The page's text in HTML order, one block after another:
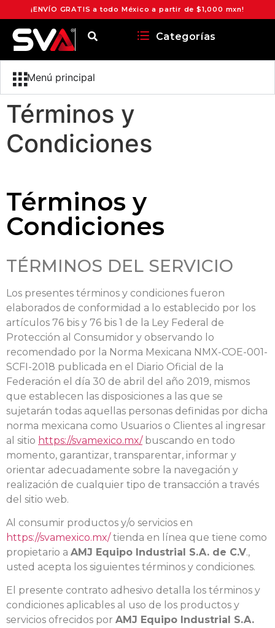
¡ENVÍO GRATIS a todo México a partir de $1,000 mxn!
Categorías
Menú principal
Términos y
Condiciones
Términos y
Condiciones
TÉRMINOS DEL SERVICIO
Los presentes términos y condiciones fueron
elaborados de conformidad a lo establecido por los
artículos 76 bis y 76 bis 1 de la Ley Federal de
Protección al Consumidor y observando lo
recomendado por la Norma Mexicana NMX-COE-001-
SCFI-2018 publicada en el Diario Oficial de la
Federación el día 30 de abril del año 2019, mismos
que establecen las disposiciones a las que se
sujetarán todas aquellas personas definidas por dicha
norma mexicana como Usuarios o Clientes al ingresar
al sitio https://svamexico.mx/buscando en todo
momento, garantizar, transparentar, informar y
orientar adecuadamente sobre la navegación y
realización de cualquier tipo de transacción a través
del sitio web.
Al consumir productos y/o servicios en
https://svamexico.mx/tienda en línea que tiene como
propietario a AMJ Equipo Industrial S.A. de C.V.,
usted acepta los siguientes términos y condiciones.
El presente contrato adhesivo detalla los términos y
condiciones aplicables al uso de los productos y
servicios ofrecidos por AMJ Equipo Industrial S.A.